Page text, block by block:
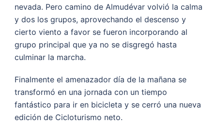
nevada. Pero camino de Almudévar volvió la calma
y dos los grupos, aprovechando el descenso y
cierto viento a favor se fueron incorporando al
grupo principal que ya no se disgregó hasta
culminar la marcha.
Finalmente el amenazador día de la mañana se
transformó en una jornada con un tiempo
fantástico para ir en bicicleta y se cerró una nueva
edición de Cicloturismo neto.